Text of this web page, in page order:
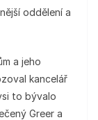
oddělení a
a jeho
kancelář
to bývalo
Greer a